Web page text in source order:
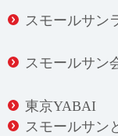
スモールサン
スモールサン
東京YABAI
スモールサン